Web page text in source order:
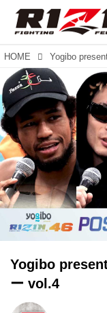
HOME
Yogibo
ー vol.4